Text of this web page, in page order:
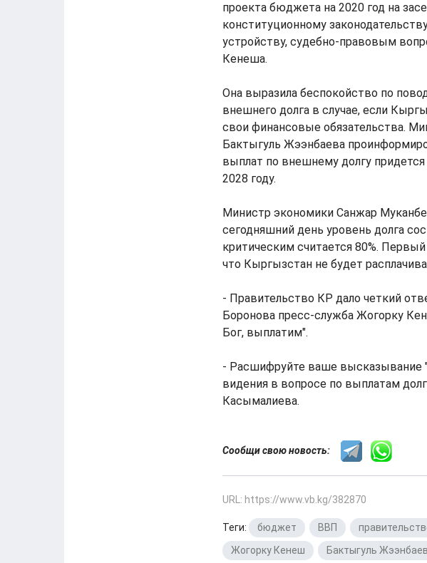
проекта бюджета на 2020 год на
конституционному
устройству, судебно-правовым
Кенеша.
Она выразила беспокойство по
внешнего долга в случае, если
свои финансовые обязательства.
Бактыгуль Жээнбаева
выплат по внешнему долгу придется
2028 году.
Министр экономики Санжар
сегодняшний день уровень долга
критическим считается 80%.
что Кыргызстан не будет
- Правительство КР дало четкий
Боронова пресс-служба Жогорку
Бог, выплатим".
- Расшифруйте ваше высказывание
видения в вопросе по выплатам
Касымалиева.
Сообщи свою новость:
URL: https://www.vb.kg/382870
Теги: бюджет ВВП
Жогорку Кенеш
Бактыгуль